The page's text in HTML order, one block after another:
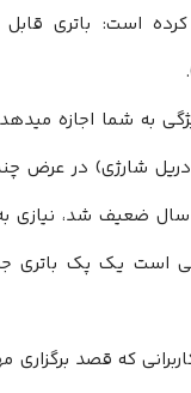
کرده است: باتری
به شما اجازه
(دریل شارژی) در عرض
سال ضعیف شد، نیازی
است یک پک باتری
که قصد